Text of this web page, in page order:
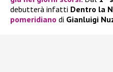
debutterà infatti Dentro la
pomeridiano di Gianluigi